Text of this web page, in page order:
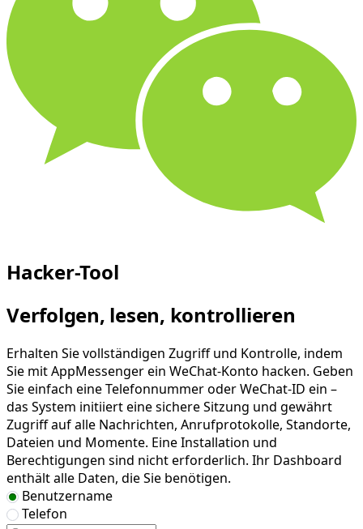
Hacker-Tool
Verfolgen, lesen, kontrollieren
Erhalten Sie vollständigen Zugriff und Kontrolle, indem
Sie mit AppMessenger ein WeChat-Konto hacken. Geben
Sie einfach eine Telefonnummer oder WeChat-ID ein –
das System initiiert eine sichere Sitzung und gewährt
Zugriff auf alle Nachrichten, Anrufprotokolle, Standorte,
Dateien und Momente. Eine Installation und
Berechtigungen sind nicht erforderlich. Ihr Dashboard
enthält alle Daten, die Sie benötigen.
Benutzername
Telefon